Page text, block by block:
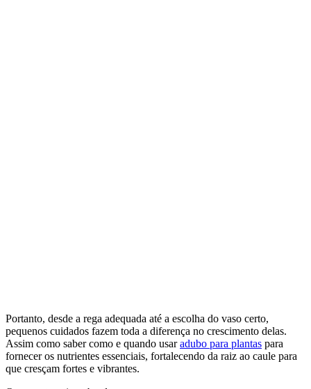
Portanto, desde a rega adequada até a escolha do vaso certo,
pequenos cuidados fazem toda a diferença no crescimento delas.
Assim como saber como e quando usaradubo para plantas para
fornecer os nutrientes essenciais, fortalecendo da raiz ao caule para
que cresçam fortes e vibrantes.